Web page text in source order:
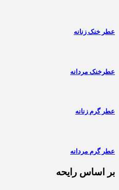
عطر خنک زنانه
عطرخنک مردانه
عطر گرم زنانه
عطر گرم مردانه
بر اساس رایحه